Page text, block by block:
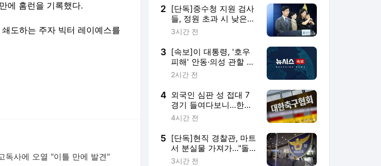
에 홈런을 기록했다.
도하는 주자 빅터 레이예스를
독사에 오열 "이틀 만에 발견"
2 [단독]중수청 지원 검사
들, 정원 초과 시 낮은
계급 임용…희망지 못
3시간 전
3 [속보]이 대통령, '호우
피해' 안동·의성 관할 4
개 면 특별재난지역 선
2시간 전
4 외국인 심판 성 접대 7
경기 들여다보니…한국
축구 '5승 2무'
4시간 전
5 [단독]현직 경찰관, 마트
서 분실물 가져가…"돌
려주려했다"
3시간 전